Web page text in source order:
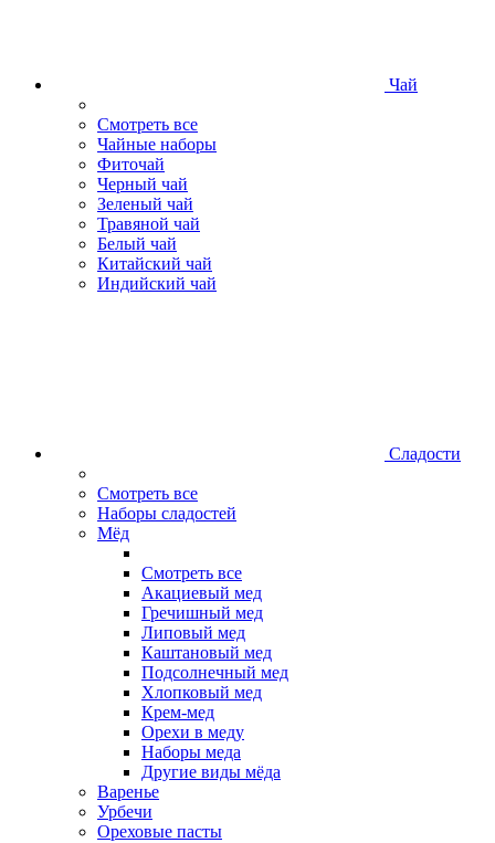
Чай
Смотреть все
Чайные наборы
Фиточай
Черный чай
Зеленый чай
Травяной чай
Белый чай
Китайский чай
Индийский чай
Сладости
Смотреть все
Наборы сладостей
Мёд
Смотреть все
Акациевый мед
Гречишный мед
Липовый мед
Каштановый мед
Подсолнечный мед
Хлопковый мед
Крем-мед
Орехи в меду
Наборы меда
Другие виды мёда
Варенье
Урбечи
Ореховые пасты